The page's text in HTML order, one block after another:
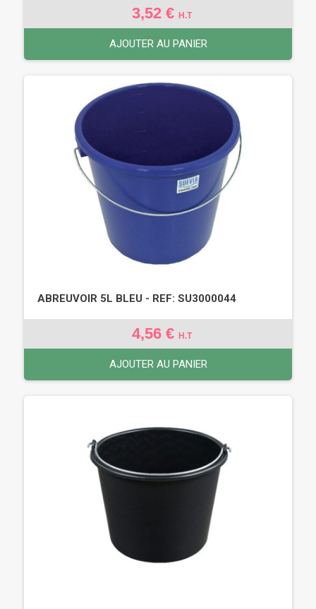
3,52 € H.T
AJOUTER AU PANIER
ABREUVOIR 5L BLEU - REF: SU3000044
4,56 € H.T
AJOUTER AU PANIER